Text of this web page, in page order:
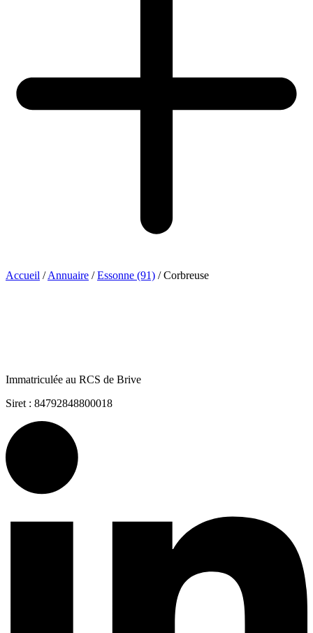
Accueil / Annuaire / Essonne (91) / Corbreuse
Immatriculée au RCS de Brive
Siret : 84792848800018